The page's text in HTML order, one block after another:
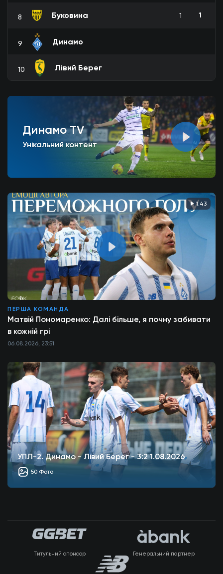
8 Буковина 1 1
9 Динамо
10 Лівий Берег
Динамо TV
Унікальний контент
1:43
ПЕРША КОМАНДА
Матвій Пономаренко: Далі більше, я почну забивати
в кожній грі
06.08.2026, 23:51
УПЛ-2. Динамо - Лівий Берег - 3:2 1.08.2026
50 Фото
Титульний спонсор Генеральний партнер